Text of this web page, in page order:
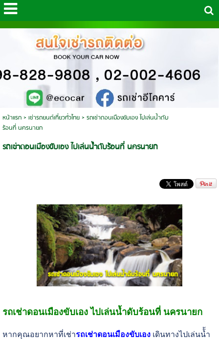
หน้าแรก> เช่ารถยนต์เที่ยวทั่วไทย> รถเช่าดอนเมืองขับเอง ไปเล่นน้ำดับ
ร้อนที่ นครนายก
รถเช่าดอนเมืองขับเอง ไปเล่นน้ำดับร้อนที่ นครนายก
รถเช่าดอนเมืองขับเอง ไปเล่นน้ำดับร้อนที่ นครนายก
หากคุณอยากหาที่เช่ารถเช่าดอนเมืองขับเองเดินทางไปเล่นน้้ำ